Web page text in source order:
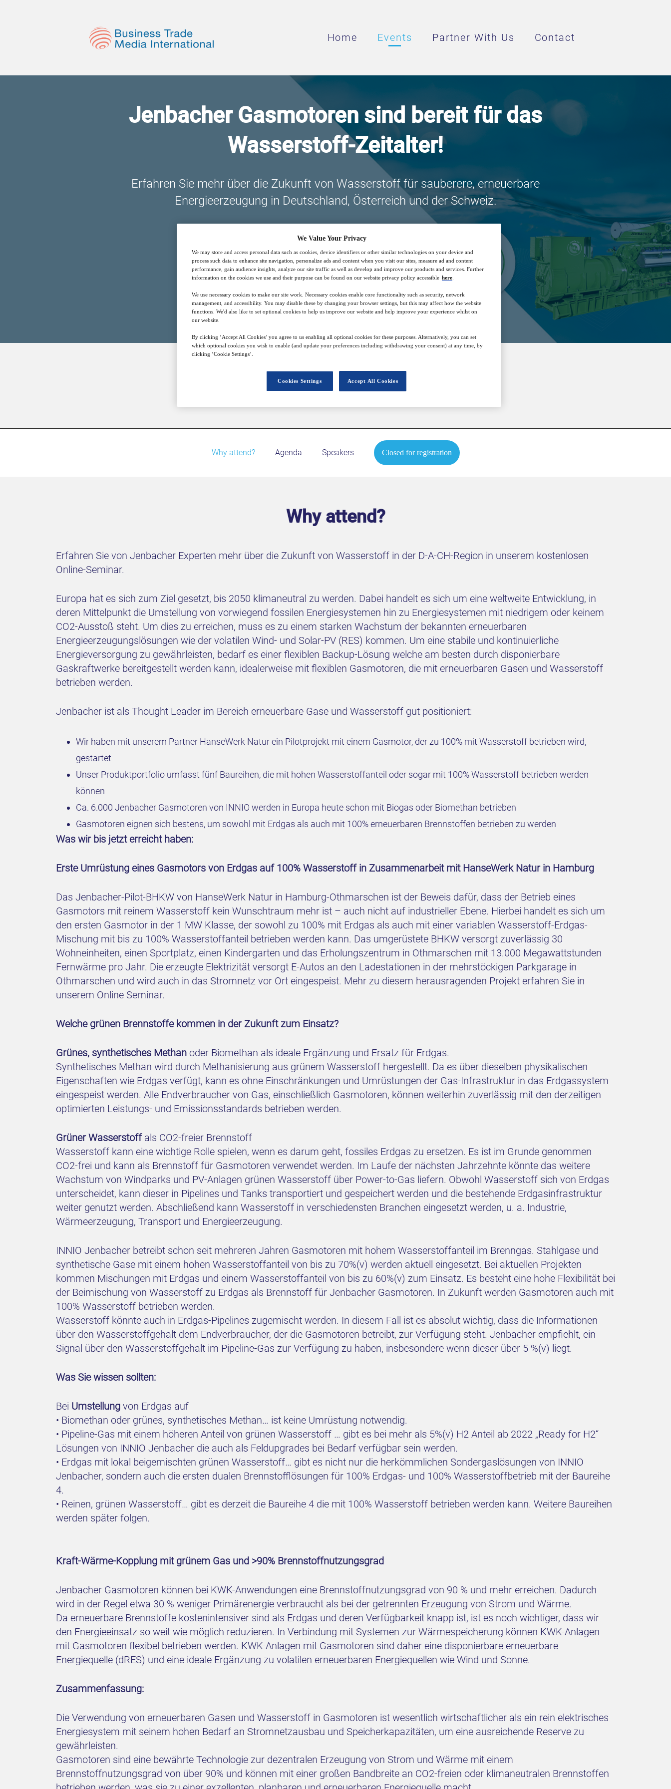
Home Events Partner With Us Contact
Jenbacher Gasmotoren sind bereit für das
Wasserstoff-Zeitalter!
Erfahren Sie mehr über die Zukunft von Wasserstoff für sauberere, erneuerbare
Energieerzeugung in Deutschland, Österreich und der Schweiz.
24 Nov 09:00 GMT Free
SPONSORED BY
Why attend? Agenda Speakers Closed for registration
Why attend?
Erfahren Sie von Jenbacher Experten mehr über die Zukunft von Wasserstoff in der D-A-CH-Region in unserem kostenlosen
Online-Seminar.
Europa hat es sich zum Ziel gesetzt, bis 2050 klimaneutral zu werden. Dabei handelt es sich um eine weltweite Entwicklung, in
deren Mittelpunkt die Umstellung von vorwiegend fossilen Energiesystemen hin zu Energiesystemen mit niedrigem oder keinem
CO2-Ausstoß steht. Um dies zu erreichen, muss es zu einem starken Wachstum der bekannten erneuerbaren
Energieerzeugungslösungen wie der volatilen Wind- und Solar-PV (RES) kommen. Um eine stabile und kontinuierliche
Energieversorgung zu gewährleisten, bedarf es einer flexiblen Backup-Lösung welche am besten durch disponierbare
Gaskraftwerke bereitgestellt werden kann, idealerweise mit flexiblen Gasmotoren, die mit erneuerbaren Gasen und Wasserstoff
betrieben werden.
Jenbacher ist als Thought Leader im Bereich erneuerbare Gase und Wasserstoff gut positioniert:
Wir haben mit unserem Partner HanseWerk Natur ein Pilotprojekt mit einem Gasmotor, der zu 100% mit Wasserstoff betrieben wird,
gestartet
Unser Produktportfolio umfasst fünf Baureihen, die mit hohen Wasserstoffanteil oder sogar mit 100% Wasserstoff betrieben werden
können
Ca. 6.000 Jenbacher Gasmotoren von INNIO werden in Europa heute schon mit Biogas oder Biomethan betrieben
Gasmotoren eignen sich bestens, um sowohl mit Erdgas als auch mit 100% erneuerbaren Brennstoffen betrieben zu werden
Was wir bis jetzt erreicht haben:
Erste Umrüstung eines Gasmotors von Erdgas auf 100% Wasserstoff in Zusammenarbeit mit HanseWerk Natur in Hamburg
Das Jenbacher-Pilot-BHKW von HanseWerk Natur in Hamburg-Othmarschen ist der Beweis dafür, dass der Betrieb eines
Gasmotors mit reinem Wasserstoff kein Wunschtraum mehr ist – auch nicht auf industrieller Ebene. Hierbei handelt es sich um
den ersten Gasmotor in der 1 MW Klasse, der sowohl zu 100% mit Erdgas als auch mit einer variablen Wasserstoff-Erdgas-
Mischung mit bis zu 100% Wasserstoffanteil betrieben werden kann. Das umgerüstete BHKW versorgt zuverlässig 30
Wohneinheiten, einen Sportplatz, einen Kindergarten und das Erholungszentrum in Othmarschen mit 13.000 Megawattstunden
Fernwärme pro Jahr. Die erzeugte Elektrizität versorgt E-Autos an den Ladestationen in der mehrstöckigen Parkgarage in
Othmarschen und wird auch in das Stromnetz vor Ort eingespeist. Mehr zu diesem herausragenden Projekt erfahren Sie in
unserem Online Seminar.
Welche grünen Brennstoffe kommen in der Zukunft zum Einsatz?
Grünes, synthetisches Methan oder Biomethan als ideale Ergänzung und Ersatz für Erdgas.
Synthetisches Methan wird durch Methanisierung aus grünem Wasserstoff hergestellt. Da es über dieselben physikalischen
Eigenschaften wie Erdgas verfügt, kann es ohne Einschränkungen und Umrüstungen der Gas-Infrastruktur in das Erdgassystem
eingespeist werden. Alle Endverbraucher von Gas, einschließlich Gasmotoren, können weiterhin zuverlässig mit den derzeitigen
optimierten Leistungs- und Emissionsstandards betrieben werden.
Grüner Wasserstoffals CO2-freier Brennstoff
Wasserstoff kann eine wichtige Rolle spielen, wenn es darum geht, fossiles Erdgas zu ersetzen. Es ist im Grunde genommen
CO2-frei und kann als Brennstoff für Gasmotoren verwendet werden. Im Laufe der nächsten Jahrzehnte könnte das weitere
Wachstum von Windparks und PV-Anlagen grünen Wasserstoff über Power-to-Gas liefern. Obwohl Wasserstoff sich von Erdgas
unterscheidet, kann dieser in Pipelines und Tanks transportiert und gespeichert werden und die bestehende Erdgasinfrastruktur
weiter genutzt werden. Abschließend kann Wasserstoff in verschiedensten Branchen eingesetzt werden, u. a. Industrie,
Wärmeerzeugung, Transport und Energieerzeugung.
INNIO Jenbacher betreibt schon seit mehreren Jahren Gasmotoren mit hohem Wasserstoffanteil im Brenngas. Stahlgase und
synthetische Gase mit einem hohen Wasserstoffanteil von bis zu 70%(v) werden aktuell eingesetzt. Bei aktuellen Projekten
kommen Mischungen mit Erdgas und einem Wasserstoffanteil von bis zu 60%(v) zum Einsatz. Es besteht eine hohe Flexibilität bei
der Beimischung von Wasserstoff zu Erdgas als Brennstoff für Jenbacher Gasmotoren. In Zukunft werden Gasmotoren auch mit
100% Wasserstoff betrieben werden.
Wasserstoff könnte auch in Erdgas-Pipelines zugemischt werden. In diesem Fall ist es absolut wichtig, dass die Informationen
über den Wasserstoffgehalt dem Endverbraucher, der die Gasmotoren betreibt, zur Verfügung steht. Jenbacher empfiehlt, ein
Signal über den Wasserstoffgehalt im Pipeline-Gas zur Verfügung zu haben, insbesondere wenn dieser über 5 %(v) liegt.
Was Sie wissen sollten:
Bei Umstellung von Erdgas auf
• Biomethan oder grünes, synthetisches Methan… ist keine Umrüstung notwendig.
• Pipeline-Gas mit einem höheren Anteil von grünen Wasserstoff … gibt es bei mehr als 5%(v) H2 Anteil ab 2022 „Ready for H2“
Lösungen von INNIO Jenbacher die auch als Feldupgrades bei Bedarf verfügbar sein werden.
• Erdgas mit lokal beigemischten grünen Wasserstoff… gibt es nicht nur die herkömmlichen Sondergaslösungen von INNIO
Jenbacher, sondern auch die ersten dualen Brennstofflösungen für 100% Erdgas- und 100% Wasserstoffbetrieb mit der Baureihe
4.
• Reinen, grünen Wasserstoff… gibt es derzeit die Baureihe 4 die mit 100% Wasserstoff betrieben werden kann. Weitere Baureihen
werden später folgen.
Kraft-Wärme-Kopplung mit grünem Gas und >90% Brennstoffnutzungsgrad
Jenbacher Gasmotoren können bei KWK-Anwendungen eine Brennstoffnutzungsgrad von 90 % und mehr erreichen. Dadurch
wird in der Regel etwa 30 % weniger Primärenergie verbraucht als bei der getrennten Erzeugung von Strom und Wärme.
Da erneuerbare Brennstoffe kostenintensiver sind als Erdgas und deren Verfügbarkeit knapp ist, ist es noch wichtiger, dass wir
den Energieeinsatz so weit wie möglich reduzieren. In Verbindung mit Systemen zur Wärmespeicherung können KWK-Anlagen
mit Gasmotoren flexibel betrieben werden. KWK-Anlagen mit Gasmotoren sind daher eine disponierbare erneuerbare
Energiequelle (dRES) und eine ideale Ergänzung zu volatilen erneuerbaren Energiequellen wie Wind und Sonne.
Zusammenfassung:
Die Verwendung von erneuerbaren Gasen und Wasserstoff in Gasmotoren ist wesentlich wirtschaftlicher als ein rein elektrisches
Energiesystem mit seinem hohen Bedarf an Stromnetzausbau und Speicherkapazitäten, um eine ausreichende Reserve zu
gewährleisten.
Gasmotoren sind eine bewährte Technologie zur dezentralen Erzeugung von Strom und Wärme mit einem
Brennstoffnutzungsgrad von über 90% und können mit einer großen Bandbreite an CO2-freien oder klimaneutralen Brennstoffen
We Value Your Privacy
We may store and access personal data such as cookies, device identifiers or other similar technologies on your device and
process such data to enhance site navigation, personalize ads and content when you visit our sites, measure ad and content
performance, gain audience insights, analyze our site traffic as well as develop and improve our products and services. Further
information on the cookies we use and their purpose can be found on our website privacy policy accessible here
We use necessary cookies to make our site work. Necessary cookies enable core functionality such as security, network
management, and accessibility. You may disable these by changing your browser settings, but this may affect how the website
functions. We'd also like to set optional cookies to help us improve our website and help improve your experience whilst on
our website.
By clicking ‘Accept All Cookies’ you agree to us enabling all optional cookies for these purposes. Alternatively, you can set
which optional cookies you wish to enable (and update your preferences including withdrawing your consent) at any time, by
clicking ‘Cookie Settings’.
Accept All Cookies
Cookies Settings